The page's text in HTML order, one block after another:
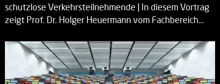
schutzlose Verkehrsteilnehmende | In diesem Vortrag
zeigt Prof. Dr. Holger Heuermann vom Fachbereich…